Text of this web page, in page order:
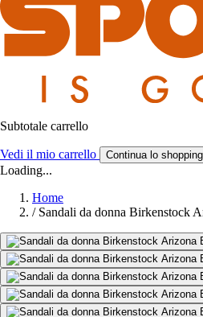
Subtotale carrello
Vedi il mio carrello Continua lo shopping
Loading...
Home
/ Sandali da donna Birkenstock